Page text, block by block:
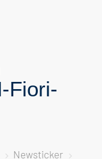
Fiori-
5 Newsticker 5